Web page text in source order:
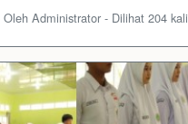
Administrator - Dilihat 204 kali